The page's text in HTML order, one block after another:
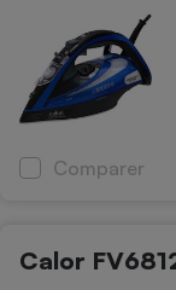
Comparer
Calor